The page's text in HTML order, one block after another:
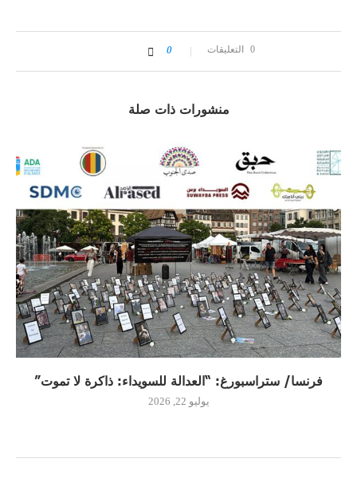
0 التعليقات 0
منشورات ذات صلة
فرنسا/ ستراسبورغ: “العدالة للسويداء: ذاكرة لا تموت”
يوليو 22, 2026